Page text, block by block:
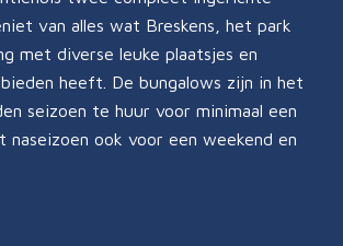
van alles wat Breskens, het park
met diverse leuke plaatsjes en
heeft. De bungalows zijn in het
seizoen te huur voor minimaal een
naseizoen ook voor een weekend en